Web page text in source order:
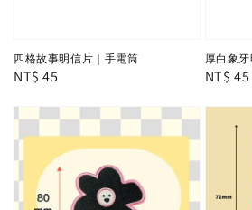
四格故事明信片｜手電筒
Regular
NT$ 45
厚白象
Regular
NT$ 45